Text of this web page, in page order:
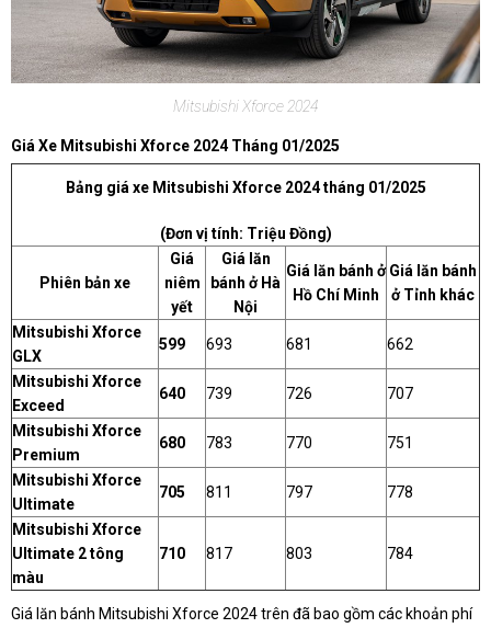
Mitsubishi Xforce 2024
Giá Xe Mitsubishi Xforce 2024 Tháng 01/2025
Bảng giá xe Mitsubishi Xforce 2024 tháng 01/2025
(Đơn vị tính: Triệu Đồng)
Phiên bản xe
Giá
niêm
yết
Giá lăn
bánh ở Hà
Nội
Giá lăn bánh ở
Hồ Chí Minh
Giá lăn bánh
ở Tỉnh khác
Mitsubishi Xforce
GLX
599 693 681 662
Mitsubishi Xforce
Exceed
640 739 726 707
Mitsubishi Xforce
Premium
680 783 770 751
Mitsubishi Xforce
Ultimate
705 811 797 778
Mitsubishi Xforce
Ultimate 2 tông
màu
710 817 803 784
Giá lăn bánh Mitsubishi Xforce 2024 trên đã bao gồm các khoản phí